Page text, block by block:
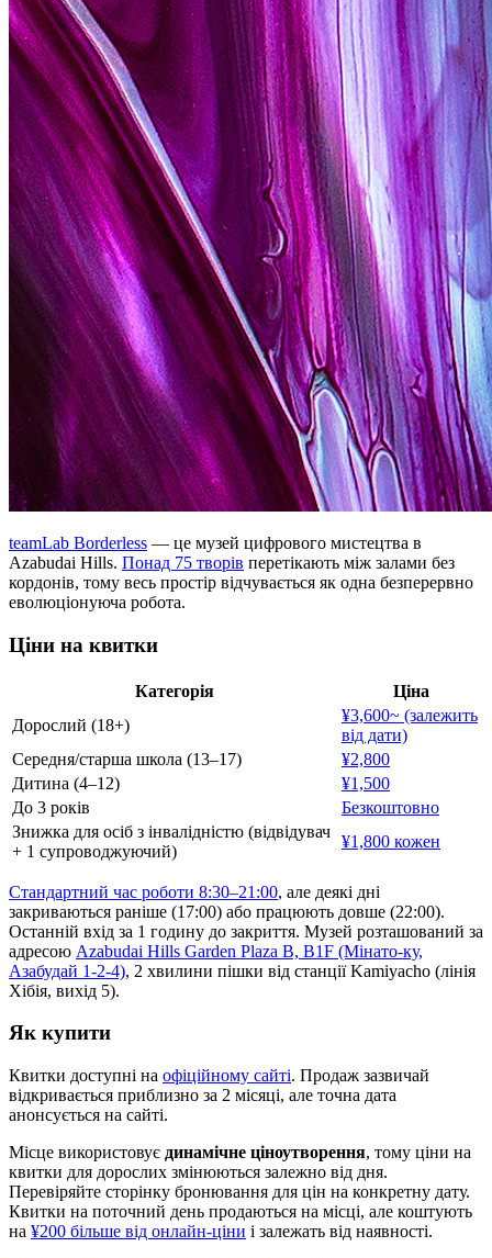
teamLab Borderless — це музей цифрового мистецтва в
Azabudai Hills. Понад 75 творів перетікають між залами без
кордонів, тому весь простір відчувається як одна безперервно
еволюціонуюча робота.
Ціни на квитки
Категорія
Ціна
Дорослий (18+)
¥3,600~ (залежить
від дати)
Середня/старша школа (13–17)
¥2,800
Дитина (4–12)
¥1,500
До 3 років
Безкоштовно
Знижка для осіб з інвалідністю (відвідувач
+ 1 супроводжуючий)
¥1,800 кожен
Стандартний час роботи 8:30–21:00, але деякі дні
закриваються раніше (17:00) або працюють довше (22:00).
Останній вхід за 1 годину до закриття. Музей розташований за
адресою Azabudai Hills Garden Plaza B, B1F (Мінато-ку,
Азабудай 1-2-4), 2 хвилини пішки від станції Kamiyacho (лінія
Хібія, вихід 5).
Як купити
Квитки доступні на офіційному сайті. Продаж зазвичай
відкривається приблизно за 2 місяці, але точна дата
анонсується на сайті.
Місце використовує динамічне ціноутворення, тому ціни на
квитки для дорослих змінюються залежно від дня.
Перевіряйте сторінку бронювання для цін на конкретну дату.
Квитки на поточний день продаються на місці, але коштують
на ¥200 більше від онлайн-ціни і залежать від наявності.